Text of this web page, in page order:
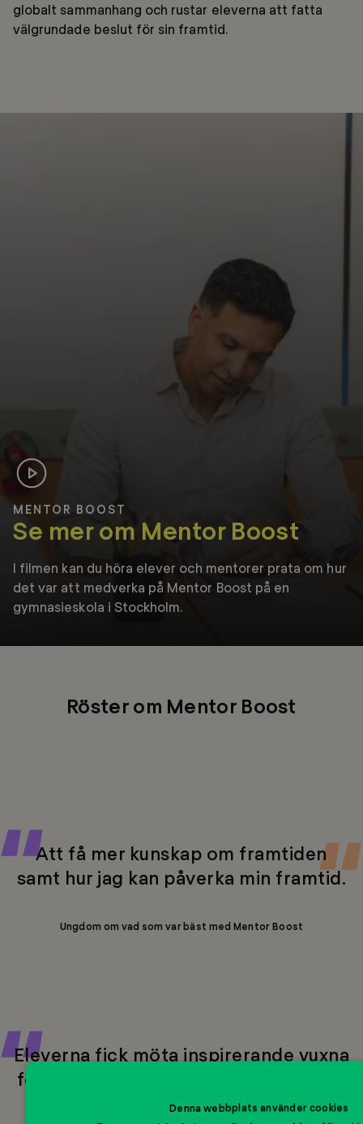
globalt sammanhang och rustar eleverna att fatta
välgrundade beslut för sin framtid.
hela
MENTOR BOOST
Se mer om Mentor Boost
I filmen kan du höra elever och mentorer prata om hur
det var att medverka på Mentor Boost på en
gymnasieskola i Stockholm.
Röster om Mentor Boost
Att få mer kunskap om framtiden
samt hur jag kan påverka min framtid.
Ungdom om vad som var bäst med Mentor Boost
Eleverna fick möta inspirerande vuxna
förebilder direkt i klassrummet, vilket
bidrog till att stärka deras
Denna webbplats använder cookies